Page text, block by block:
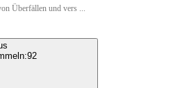
Überfällen und vers ...
92